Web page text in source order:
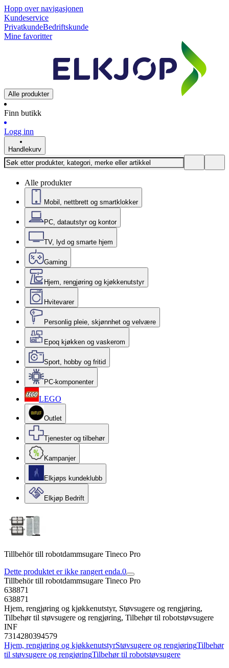
Hopp over navigasjonen
Kundeservice
PrivatkundeBedriftskunde
Mine favoritter
Alle produkter
Finn butikk
Logg inn
Handlekurv
Alle produkter
Mobil, nettbrett og smartklokker
PC, datautstyr og kontor
TV, lyd og smarte hjem
Gaming
Hjem, rengjøring og kjøkkenutstyr
Hvitevarer
Personlig pleie, skjønnhet og velvære
Epoq kjøkken og vaskerom
Sport, hobby og fritid
PC-komponenter
LEGO
Outlet
Tjenester og tilbehør
Kampanjer
Elkjøps kundeklubb
Elkjøp Bedrift
Tillbehör till robotdammsugare Tineco Pro
Dette produktet er ikke rangert enda.0
Tillbehör till robotdammsugare Tineco Pro
638871
638871
Hjem, rengjøring og kjøkkenutstyr, Støvsugere og rengjøring,
Tilbehør til støvsugere og rengjøring, Tilbehør til robotstøvsugere
INF
7314280394579
Hjem, rengjøring og kjøkkenutstyrStøvsugere og rengjøringTilbehør
til støvsugere og rengjøringTilbehør til robotstøvsugere